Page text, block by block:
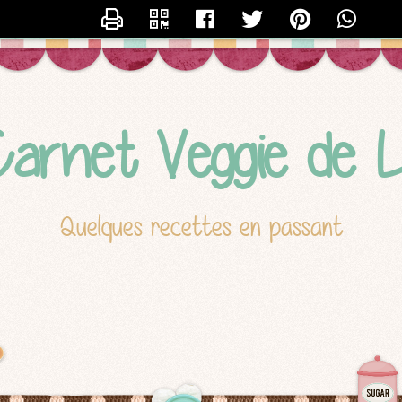
Veggie de
Quelques recettes en passant
CONTACTER LUCILE